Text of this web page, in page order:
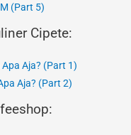
(Part 5)
Cipete:
Aja? (Part 1)
Aja? (Part 2)